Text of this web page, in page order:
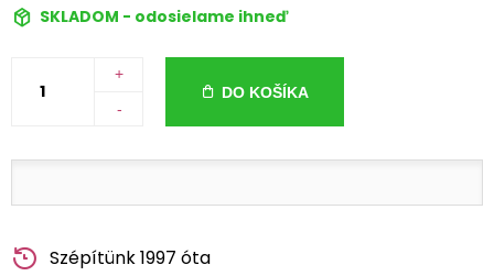
SKLADOM - odosielame ihneď
+
-
DO KOŠÍKA
Szépítünk 1997 óta